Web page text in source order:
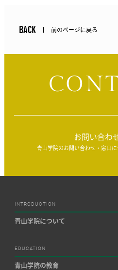
BACK 前のページに戻る
お問い合わ
青山学院のお問い合わせ・窓口に
INTRODUCTION
青山学院について
EDUCATION
青山学院の教育